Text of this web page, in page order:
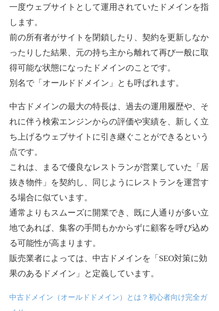
詳細を見る
ジャンル通販
DA
10,800円 入札 0件
詳細を見る
ジャンルエンターテイメント
37
10,800円
詳細を見る
box-cafe.jp
ジャンル 飲食
DA37 外部リンク数
3,300円 入札 2件
一度ウェブサイトとして運用されていたドメインを指
します。
前の所有者がサイトを閉鎖したり、契約を更新しなか
ったりした結果、元の持ち主から離れて再び一般に取
得可能な状態になったドメインのことです。
別名で「オールドドメイン」とも呼ばれます。
中古ドメインの最大の特長は、過去の運用履歴や、そ
れに伴う検索エンジンからの評価や実績を、新しく立
ち上げるウェブサイトに引き継ぐことができるという
点です。
これは、まるで優良なレストランが営業していた「居
抜き物件」を契約し、同じようにレストランを運営す
る場合に似ています。
通常よりもスムーズに開業でき、既に人通りが多い立
地であれば、集客の手間もかからずに顧客を呼び込め
る可能性が高まります。
販売業者によっては、中古ドメインを「SEO対策に効
果のあるドメイン」と定義しています。
中古ドメイン（オールドドメイン）とは？初心者向け完全ガ